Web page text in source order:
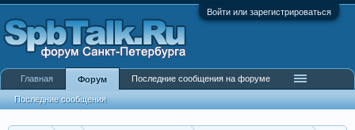
Войти или зарегистрироваться
Главная Форум
Последние сообщения
Последние сообщения на форуме